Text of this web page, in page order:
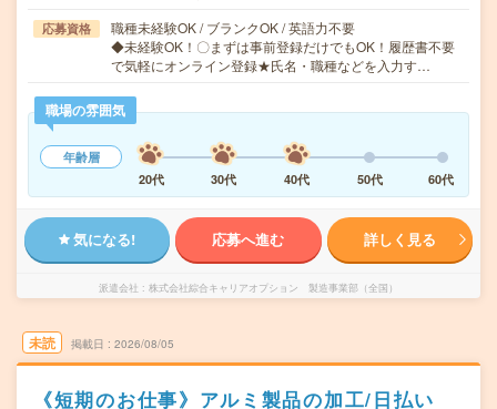
応募資格
職種未経験OK / ブランクOK / 英語力不要
◆未経験OK！〇まずは事前登録だけでもOK！履歴書不要
で気軽にオンライン登録★氏名・職種などを入力す…
職場の雰囲気
年齢層
20代
30代 40代 50代 60代
気になる! 応募へ進む 詳しく見る
派遣会社 株式会社綜合キャリアオプション 製造事業部（全国）
未読 掲載日 2026/08/05
《短期のお仕事》アルミ製品の加工/日払い